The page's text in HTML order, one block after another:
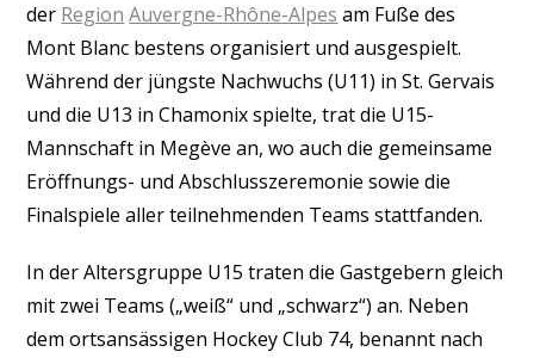
der Region Auvergne-Rhône-Alpes am Fuße des
Mont Blanc bestens organisiert und ausgespielt.
Während der jüngste Nachwuchs (U11) in St. Gervais
und die U13 in Chamonix spielte, trat die U15-
Mannschaft in Megève an, wo auch die gemeinsame
Eröffnungs- und Abschlusszeremonie sowie die
Finalspiele aller teilnehmenden Teams stattfanden.
In der Altersgruppe U15 traten die Gastgebern gleich
mit zwei Teams („weiß“ und „schwarz“) an. Neben
dem ortsansässigen Hockey Club 74, benannt nach